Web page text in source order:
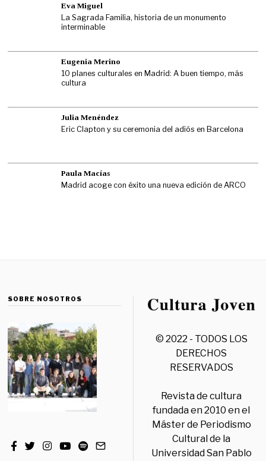
Eva Miguel
La Sagrada Familia, historia de un monumento
interminable
Eugenia Merino
10 planes culturales en Madrid: A buen tiempo, más
cultura
Julia Menéndez
Eric Clapton y su ceremonia del adiós en Barcelona
Paula Macías
Madrid acoge con éxito una nueva edición de ARCO
SOBRE NOSOTROS
© 2022 - TODOS LOS
DERECHOS
RESERVADOS
Revista de cultura
fundada en 2010 en el
Máster de Periodismo
Cultural de la
Universidad San Pablo